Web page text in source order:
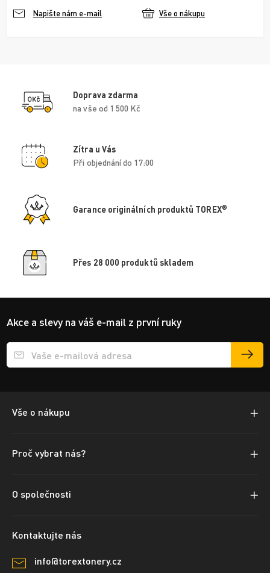
Napište nám e-mail Vše o nákupu
Doprava zdarma
na vše od 1 500 Kč
Zítra u Vás
Při objednání do 17:00
Garance originálních produktů TOREX®
Přes 28 000 produktů skladem
Akce a slevy na váš e-mail z první ruky
Přihlášení e-mailu k odběru
Vše o nákupu
Proč vybrat nás?
O společnosti
Kontaktujte nás
info@torextonery.cz